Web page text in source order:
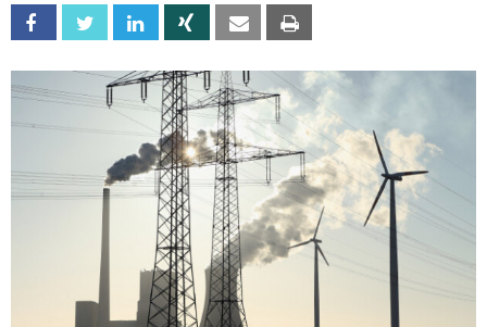
Facebook Twitter Linkedin Xing Email